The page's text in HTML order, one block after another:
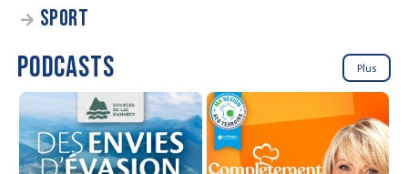
SPORT
PODCASTS Plus